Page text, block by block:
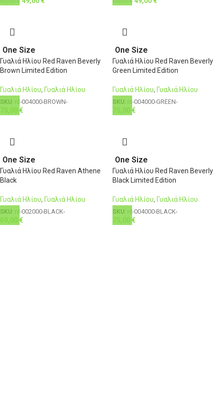
One Size
Γυαλιά Ηλίου Red Raven Beverly
Brown Limited Edition
Γυαλιά Ηλίου, Γυαλιά Ηλίου
SKU: rd-004000-BROWN-
75,00 €
One Size
Γυαλιά Ηλίου Red Raven Beverly
Green Limited Edition
Γυαλιά Ηλίου, Γυαλιά Ηλίου
SKU: rd-004000-GREEN-
75,00 €
One Size
Γυαλιά Ηλίου Red Raven Athene
Black
Γυαλιά Ηλίου, Γυαλιά Ηλίου
SKU: rd-002000-BLACK-
69,00 €
One Size
Γυαλιά Ηλίου Red Raven Beverly
Black Limited Edition
Γυαλιά Ηλίου, Γυαλιά Ηλίου
SKU: rd-004000-BLACK-
75,00 €